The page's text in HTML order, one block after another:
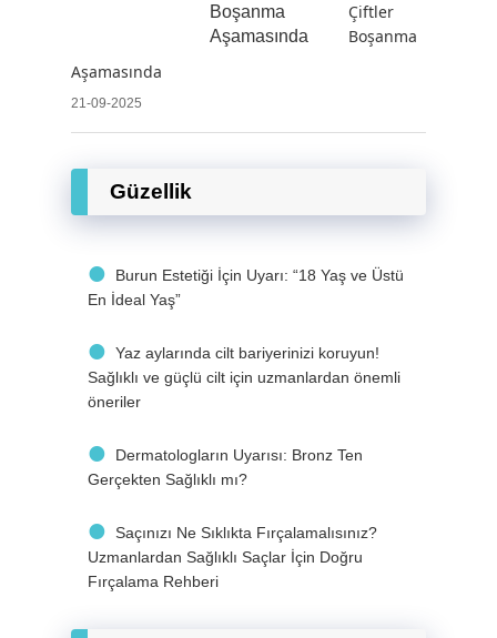
Çiftler
Boşanma
Aşamasında
21-09-2025
Güzellik
Burun Estetiği İçin Uyarı: “18 Yaş ve Üstü
En İdeal Yaş”
Yaz aylarında cilt bariyerinizi koruyun!
Sağlıklı ve güçlü cilt için uzmanlardan önemli
öneriler
Dermatologların Uyarısı: Bronz Ten
Gerçekten Sağlıklı mı?
Saçınızı Ne Sıklıkta Fırçalamalısınız?
Uzmanlardan Sağlıklı Saçlar İçin Doğru
Fırçalama Rehberi